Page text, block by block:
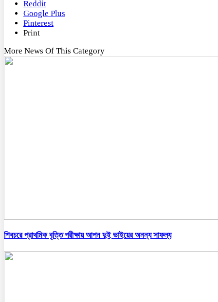
Reddit
Google Plus
Pinterest
Print
More News Of This Category
শিবচরে প্রাথমিক বৃত্তি পরীক্ষায় আপন দুই ভাইয়ের অনন্য সাফল্য